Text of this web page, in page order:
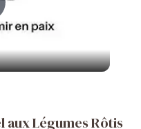
aux Légumes Rôtis